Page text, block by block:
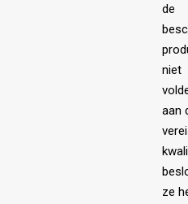
de
niet
aan
ze